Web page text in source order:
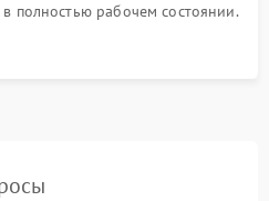
полностью рабочем состоянии.